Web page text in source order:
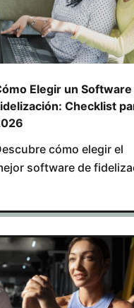
Elegir un Software
Checklist
cómo elegir el
software de